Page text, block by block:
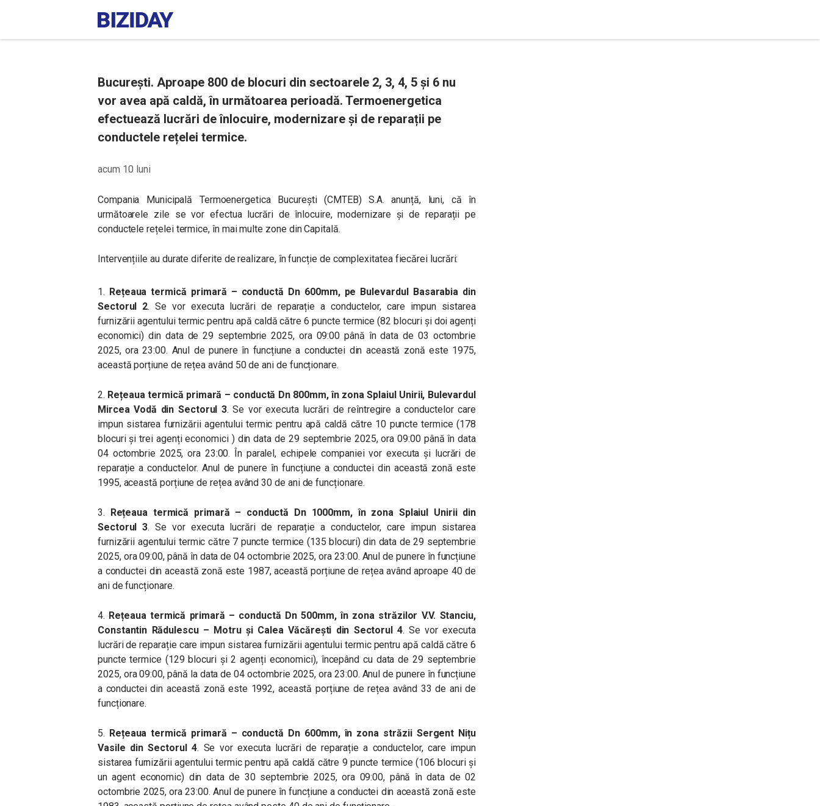
București. Aproape 800 de blocuri din sectoarele 2, 3, 4, 5 și 6 nu
vor avea apă caldă, în următoarea perioadă. Termoenergetica
efectuează lucrări de înlocuire, modernizare și de reparații pe
conductele rețelei termice.
acum 10 luni
Compania Municipală Termoenergetica București (CMTEB) S.A. anunță, luni, că în
următoarele zile se vor efectua lucrări de înlocuire, modernizare și de reparații pe
conductele rețelei termice, în mai multe zone din Capitală.
Intervențiile au durate diferite de realizare, în funcție de complexitatea fiecărei lucrări:
1. Rețeaua termică primară – conductă Dn 600mm, pe Bulevardul Basarabia din
Sectorul 2. Se vor executa lucrări de reparație a conductelor, care impun sistarea
furnizării agentului termic pentru apă caldă către 6 puncte termice (82 blocuri și doi agenți
economici) din data de 29 septembrie 2025, ora 09:00 până în data de 03 octombrie
2025, ora 23:00. Anul de punere în funcțiune a conductei din această zonă este 1975,
această porțiune de rețea având 50 de ani de funcționare.
2. Rețeaua termică primară – conductă Dn 800mm, în zona Splaiul Unirii, Bulevardul
Mircea Vodă din Sectorul 3. Se vor executa lucrări de reîntregire a conductelor care
impun sistarea furnizării agentului termic pentru apă caldă către 10 puncte termice (178
blocuri și trei agenți economici ) din data de 29 septembrie 2025, ora 09:00 până în data
04 octombrie 2025, ora 23:00. În paralel, echipele companiei vor executa și lucrări de
reparație a conductelor. Anul de punere în funcțiune a conductei din această zonă este
1995, această porțiune de rețea având 30 de ani de funcționare.
3. Rețeaua termică primară – conductă Dn 1000mm, în zona Splaiul Unirii din
Sectorul 3. Se vor executa lucrări de reparație a conductelor, care impun sistarea
furnizării agentului termic către 7 puncte termice (135 blocuri) din data de 29 septembrie
2025, ora 09:00, până în data de 04 octombrie 2025, ora 23:00. Anul de punere în funcțiune
a conductei din această zonă este 1987, această porțiune de rețea având aproape 40 de
ani de funcționare.
4. Rețeaua termică primară – conductă Dn 500mm, în zona străzilor V.V. Stanciu,
Constantin Rădulescu – Motru și Calea Văcărești din Sectorul 4. Se vor executa
lucrări de reparație care impun sistarea furnizării agentului termic pentru apă caldă către 6
puncte termice (129 blocuri și 2 agenți economici), începând cu data de 29 septembrie
2025, ora 09:00, până la data de 04 octombrie 2025, ora 23:00. Anul de punere în funcțiune
a conductei din această zonă este 1992, această porțiune de rețea având 33 de ani de
funcționare.
5. Rețeaua termică primară – conductă Dn 600mm, în zona străzii Sergent Nițu
Vasile din Sectorul 4. Se vor executa lucrări de reparație a conductelor, care impun
sistarea furnizării agentului termic pentru apă caldă către 9 puncte termice (106 blocuri și
un agent economic) din data de 30 septembrie 2025, ora 09:00, până în data de 02
octombrie 2025, ora 23:00. Anul de punere în funcțiune a conductei din această zonă este